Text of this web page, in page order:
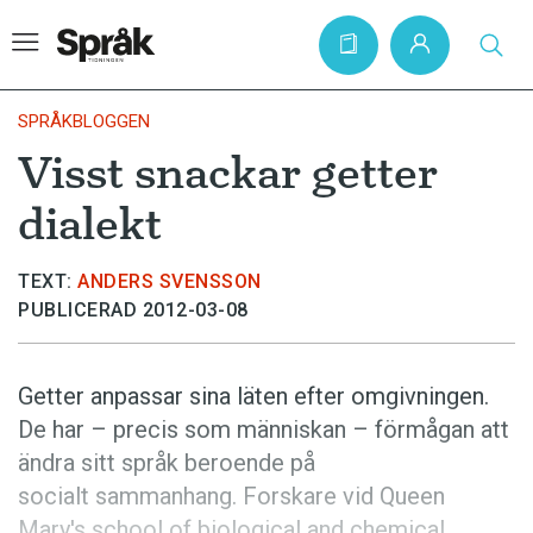
Hem
Artiklar
Krönikor
Språkfrågor
Bokrecensioner
Kviss
Podden
SPRÅKBLOGGEN
Visst snackar getter
dialekt
TEXT: ANDERS SVENSSON
PUBLICERAD 2012-03-08
Getter anpassar sina läten efter omgivningen.
De har – precis som människan – förmågan att
ändra sitt språk beroende på
socialt sammanhang. Forskare vid Queen